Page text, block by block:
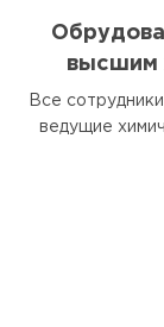
высшим
Все
ведущие